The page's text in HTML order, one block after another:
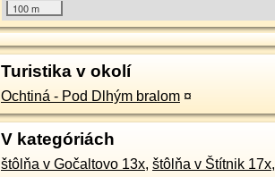
100 m
Turistika v okolí
Ochtiná - Pod Dlhým bralom ¤
V kategóriách
štôlňa v Gočaltovo 13x, štôlňa v Štítnik 17x,